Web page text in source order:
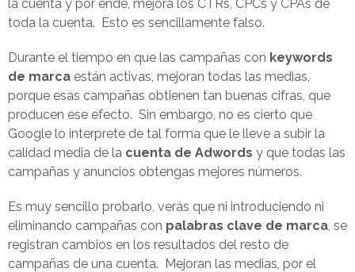
la cuenta y por ende, mejora los CTRs, CPCs y CPAs de
toda la cuenta. Esto es sencillamente falso.
Durante el tiempo en que las campañas con keywords
de marca están activas, mejoran todas las medias,
porque esas campañas obtienen tan buenas cifras, que
producen ese efecto. Sin embargo, no es cierto que
Google lo interprete de tal forma que le lleve a subir la
calidad media de la cuenta de Adwords y que todas las
campañas y anuncios obtengas mejores números.
Es muy sencillo probarlo, verás que ni introduciendo ni
eliminando campañas con palabras clave de marca, se
registran cambios en los resultados del resto de
campañas de una cuenta. Mejoran las medias, por el